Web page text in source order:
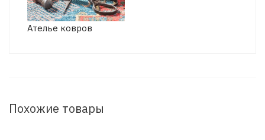
Ателье ковров
Похожие товары